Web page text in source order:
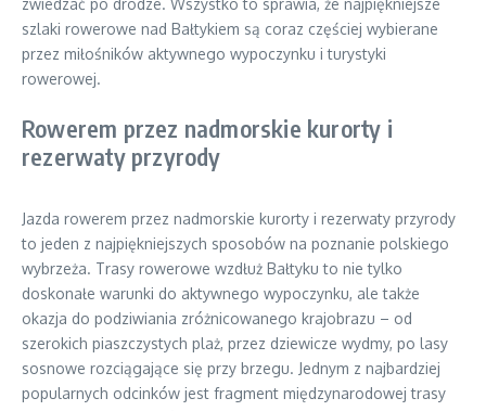
zwiedzać po drodze. Wszystko to sprawia, że najpiękniejsze
szlaki rowerowe nad Bałtykiem są coraz częściej wybierane
przez miłośników aktywnego wypoczynku i turystyki
rowerowej.
Rowerem przez nadmorskie kurorty i
rezerwaty przyrody
Jazda rowerem przez nadmorskie kurorty i rezerwaty przyrody
to jeden z najpiękniejszych sposobów na poznanie polskiego
wybrzeża. Trasy rowerowe wzdłuż Bałtyku to nie tylko
doskonałe warunki do aktywnego wypoczynku, ale także
okazja do podziwiania zróżnicowanego krajobrazu – od
szerokich piaszczystych plaż, przez dziewicze wydmy, po lasy
sosnowe rozciągające się przy brzegu. Jednym z najbardziej
popularnych odcinków jest fragment międzynarodowej trasy